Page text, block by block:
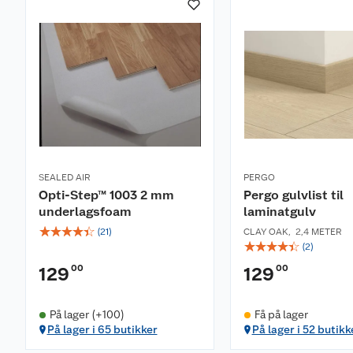
SEALED AIR
Opti-Step™ 1003 2 mm
underlagsfoam
☆☆☆☆☆ (21)
129 00
På lager (+100)
På lager i 65 butikker
PERGO
Pergo gulvlist til
laminatgulv
CLAY OAK, 2,4 METER
☆☆☆☆☆ (2)
129 00
Få på lager
På lager i 52